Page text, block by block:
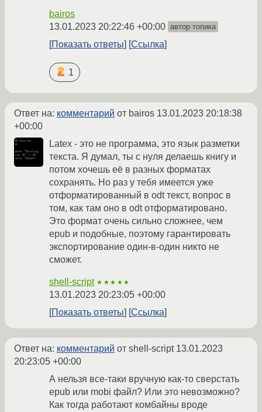
bairos
13.01.2023 20:22:46 +00:00 автор топика
Показать ответы Ссылка
1
Ответ на: комментарий от bairos 13.01.2023 20:18:38
+00:00
Latex - это не программа, это язык разметки
текста. Я думал, ты с нуля делаешь книгу и
потом хочешь её в разных форматах
сохранять. Но раз у тебя имеется уже
отформатированный в odt текст, вопрос в
том, как там оно в odt отформатировано.
Это формат очень сильно сложнее, чем
epub и подобные, поэтому гарантировать
экспортирование один-в-один никто не
сможет.
shell-script ★★★★★
13.01.2023 20:23:05 +00:00
Показать ответы
Ссылка
Ответ на: комментарий от shell-script 13.01.2023
20:23:05 +00:00
А нельзя все-таки вручную как-то сверстать
epub или mobi файл? Или это невозможно?
Как тогда работают комбайны вроде